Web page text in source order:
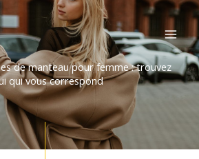
de manteau pour femme : trouvez
qui vous correspond